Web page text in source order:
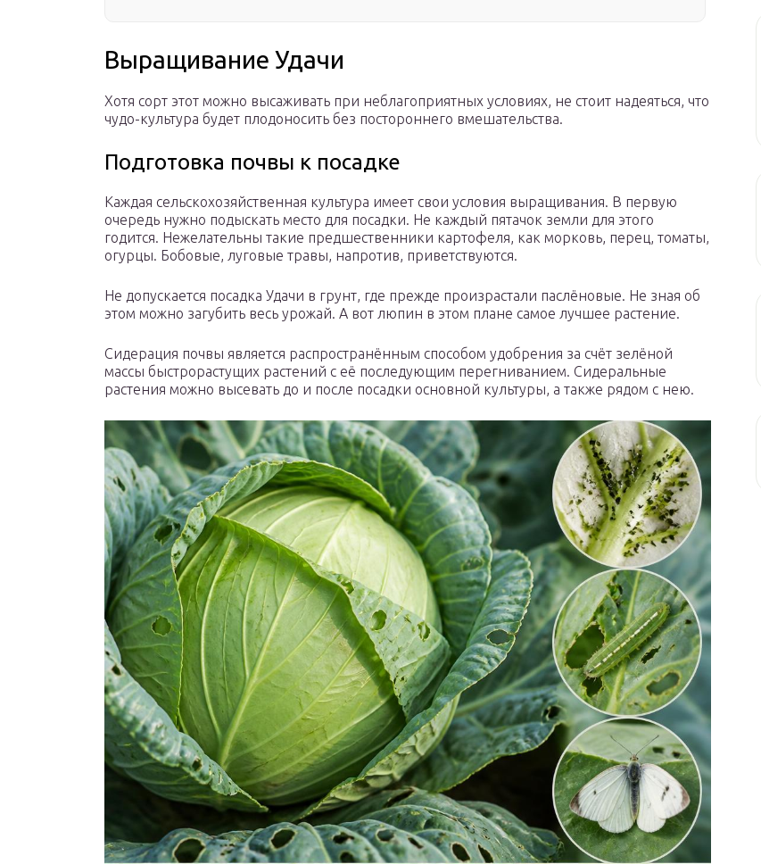
Выращивание Удачи
Хотя сорт этот можно высаживать при неблагоприятных условиях, не стоит надеяться, что
чудо-культура будет плодоносить без постороннего вмешательства.
Подготовка почвы к посадке
Каждая сельскохозяйственная культура имеет свои условия выращивания. В первую
очередь нужно подыскать место для посадки. Не каждый пятачок земли для этого
годится. Нежелательны такие предшественники картофеля, как морковь, перец, томаты,
огурцы. Бобовые, луговые травы, напротив, приветствуются.
Не допускается посадка Удачи в грунт, где прежде произрастали паслёновые. Не зная об
этом можно загубить весь урожай. А вот люпин в этом плане самое лучшее растение.
Сидерация почвы является распространённым способом удобрения за счёт зелёной
массы быстрорастущих растений с её последующим перегниванием. Сидеральные
растения можно высевать до и после посадки основной культуры, а также рядом с нею.